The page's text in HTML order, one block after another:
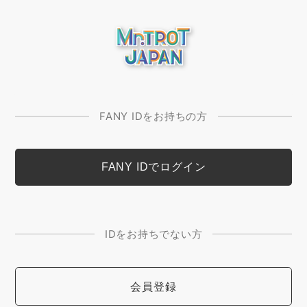
FANY IDをお持ちの方
IDをお持ちでない方
会員登録